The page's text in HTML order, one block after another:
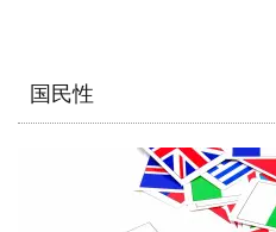
国民性